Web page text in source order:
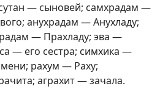
— сыновей; самхрадам —
анухрадам — Анухладу;
— Прахладу; эва —
— его сестра; симхика —
рахум — Раху;
аграхит — зачала.